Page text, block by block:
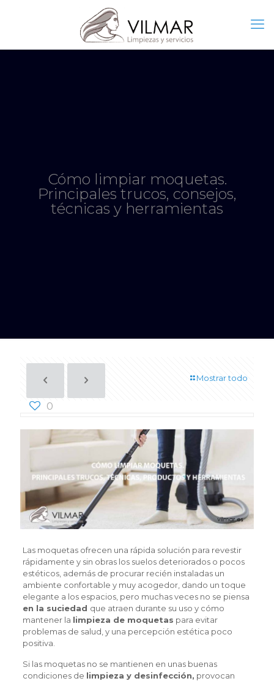
Cómo limpiar moquetas.
Principales trucos, consejos,
técnicas y herramientas
Mostrar todo
0
Las moquetas ofrecen una rápida solución para revestir
rápidamente y sin obras los suelos deteriorados o pocos
estéticos, además de procurar recién instaladas un
ambiente confortable y muy acogedor, dando un toque
elegante a los espacios, pero muchas veces no se piensa
en la suciedad que atraen durante su uso y cómo
mantener la limpieza de moquetas para evitar
problemas de salud, y una percepción estética poco
positiva.
Si las moquetas no se mantienen en unas buenas
condiciones de limpieza y desinfección, provocan